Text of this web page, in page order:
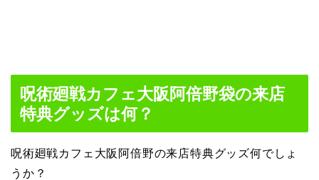
呪術廻戦カフェ大阪阿倍野袋の来店
特典グッズは何？
呪術廻戦カフェ大阪阿倍野の来店特典グッズ何でしょ
うか？